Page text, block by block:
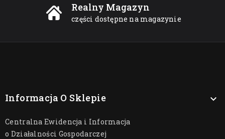
Realny Magazyn
części dostępne na magazynie
Informacja O Sklepie 
Centralna Ewidencja i Informacja
o Działalności Gospodarczej